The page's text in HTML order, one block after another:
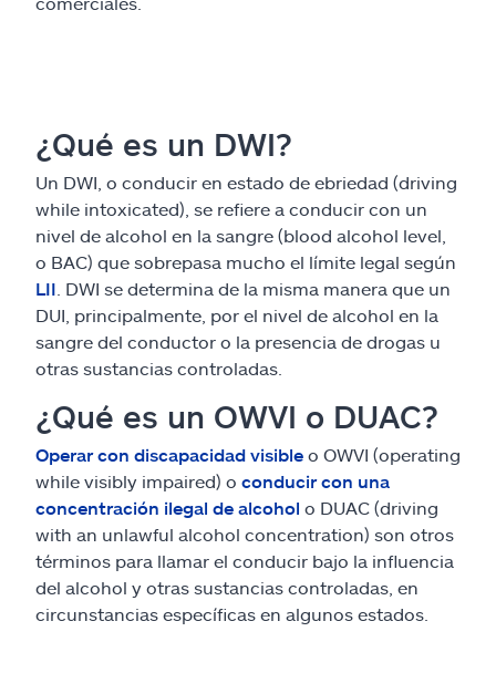
¿Qué es un DWI?
Un DWI, o conducir en estado de ebriedad (driving
while intoxicated), se refiere a conducir con un
nivel de alcohol en la sangre (blood alcohol level,
o BAC) que sobrepasa mucho el límite legal según
LII . DWI se determina de la misma manera que un
DUI, principalmente, por el nivel de alcohol en la
sangre del conductor o la presencia de drogas u
otras sustancias controladas.
¿Qué es un OWVI o DUAC?
Operar con discapacidad visible o OWVI (operating
while visibly impaired) o conducir con una
concentración ilegal de alcohol o DUAC (driving
with an unlawful alcohol concentration) son otros
términos para llamar el conducir bajo la influencia
del alcohol y otras sustancias controladas, en
circunstancias específicas en algunos estados.